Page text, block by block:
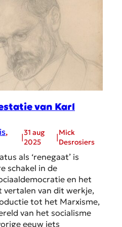
van Karl
|31 aug
2025
Mick
Desrosiers
als ‘renegaat’ is
schakel in de
en het
vertalen van dit werkje,
tot het Marxisme,
van het socialisme
eeuw iets